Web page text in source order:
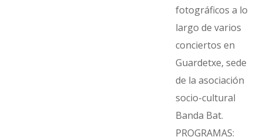
fotográficos a lo
largo de varios
conciertos en
Guardetxe, sede
de la asociación
socio-cultural
Banda Bat.
PROGRAMAS: